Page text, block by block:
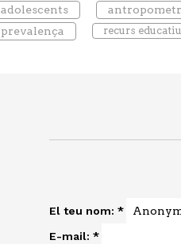
adolescents
prevalença
recurs educatiu
El teu nom: *
E-mail: *